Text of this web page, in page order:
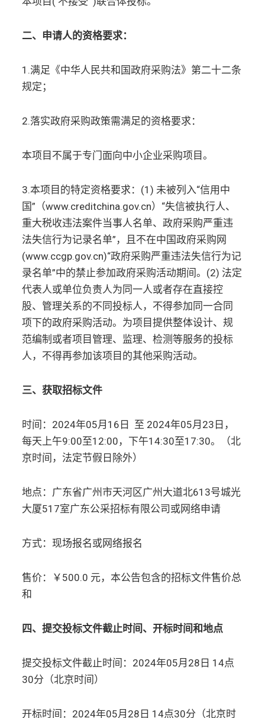
二、申请人的资格要求：
1.满足《中华人民共和国政府采购法》第二十二条
规定；
2.落实政府采购政策需满足的资格要求：
本项目不属于专门面向中小企业采购项目。
3.本项目的特定资格要求：(1) 未被列入“信用中
国”（www.creditchina.gov.cn）“失信被执行人、
重大税收违法案件当事人名单、政府采购严重违
法失信行为记录名单”，且不在中国政府采购网
(www.ccgp.gov.cn)“政府采购严重违法失信行为记
录名单”中的禁止参加政府采购活动期间。(2) 法定
代表人或单位负责人为同一人或者存在直接控
股、管理关系的不同投标人，不得参加同一合同
项下的政府采购活动。为项目提供整体设计、规
范编制或者项目管理、监理、检测等服务的投标
人，不得再参加该项目的其他采购活动。
三、获取招标文件
时间：2024年05月16日 至 2024年05月23日，
每天上午9:00至12:00，下午14:30至17:30。（北
京时间，法定节假日除外）
地点：广东省广州市天河区广州大道北613号城光
大厦517室广东公采招标有限公司或网络申请
方式：现场报名或网络报名
售价：￥500.0 元，本公告包含的招标文件售价总
和
四、提交投标文件截止时间、开标时间和地点
提交投标文件截止时间：2024年05月28日 14点
30分（北京时间）
开标时间：2024年05月28日 14点30分（北京时